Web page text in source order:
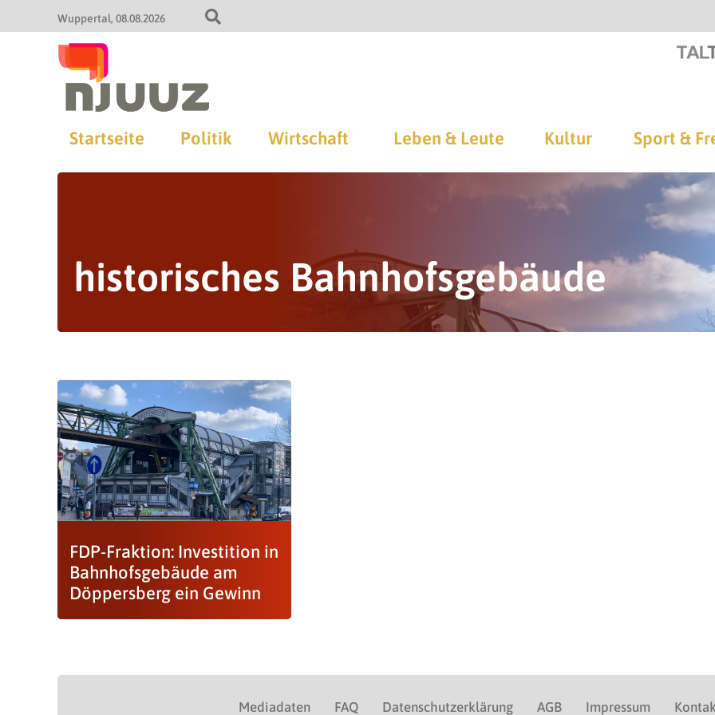
Wuppertal 08.08.2026
Startseite Politik Wirtschaft Leben & Leute Kultur Sport &
historisches Bahnhofsgebäude
FDP-Fraktion: Investition in
Bahnhofsgebäude am
Döppersberg ein Gewinn
Mediadaten FAQ Datenschutzerklärung AGB Impressum